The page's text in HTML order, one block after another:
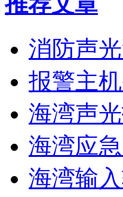
消防声
报警主
海湾声
海湾应
海湾输